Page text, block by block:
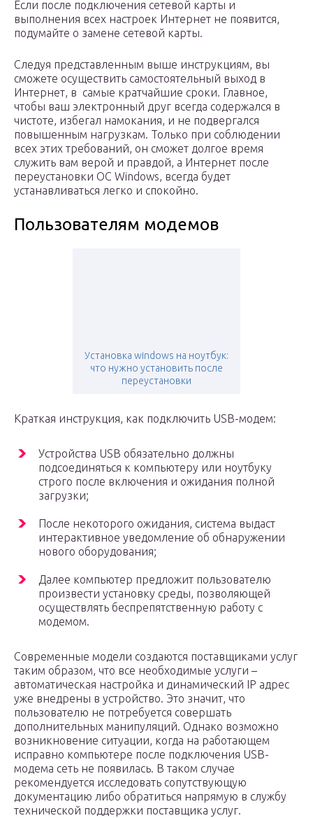
Если после подключения сетевой карты и
выполнения всех настроек Интернет не появится,
подумайте о замене сетевой карты.
Следуя представленным выше инструкциям, вы
сможете осуществить самостоятельный выход в
Интернет, в самые кратчайшие сроки. Главное,
чтобы ваш электронный друг всегда содержался в
чистоте, избегал намокания, и не подвергался
повышенным нагрузкам. Только при соблюдении
всех этих требований, он сможет долгое время
служить вам верой и правдой, а Интернет после
переустановки ОС Windows, всегда будет
устанавливаться легко и спокойно.
Пользователям модемов
Установка windows на ноутбук:
что нужно установить после
переустановки
Краткая инструкция, как подключить USB-модем:
Устройства USB обязательно должны
подсоединяться к компьютеру или ноутбуку
строго после включения и ожидания полной
загрузки;
После некоторого ожидания, система выдаст
интерактивное уведомление об обнаружении
нового оборудования;
Далее компьютер предложит пользователю
произвести установку среды, позволяющей
осуществлять беспрепятственную работу с
модемом.
Современные модели создаются поставщиками услуг
таким образом, что все необходимые услуги –
автоматическая настройка и динамический IP адрес
уже внедрены в устройство. Это значит, что
пользователю не потребуется совершать
дополнительных манипуляций. Однако возможно
возникновение ситуации, когда на работающем
исправно компьютере после подключения USB-
модема сеть не появилась. В таком случае
рекомендуется исследовать сопутствующую
документацию либо обратиться напрямую в службу
технической поддержки поставщика услуг.